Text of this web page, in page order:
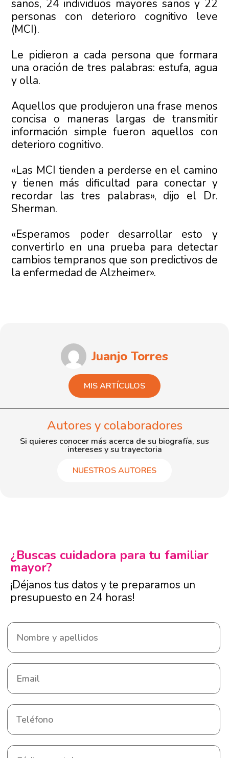
sanos, 24 individuos mayores sanos y 22
personas con deterioro cognitivo leve
(MCI).
Le pidieron a cada persona que formara
una oración de tres palabras: estufa, agua
y olla.
Aquellos que produjeron una frase menos
concisa o maneras largas de transmitir
información simple fueron aquellos con
deterioro cognitivo.
«Las MCI tienden a perderse en el camino
y tienen más dificultad para conectar y
recordar las tres palabras», dijo el Dr.
Sherman.
«Esperamos poder desarrollar esto y
convertirlo en una prueba para detectar
cambios tempranos que son predictivos de
la enfermedad de Alzheimer».
Juanjo Torres
MIS ARTÍCULOS
Autores y colaboradores
Si quieres conocer más acerca de su biografía, sus
intereses y su trayectoria
NUESTROS AUTORES
¿Buscas cuidadora para tu familiar
mayor?
¡Déjanos tus datos y te preparamos un
presupuesto en 24 horas!